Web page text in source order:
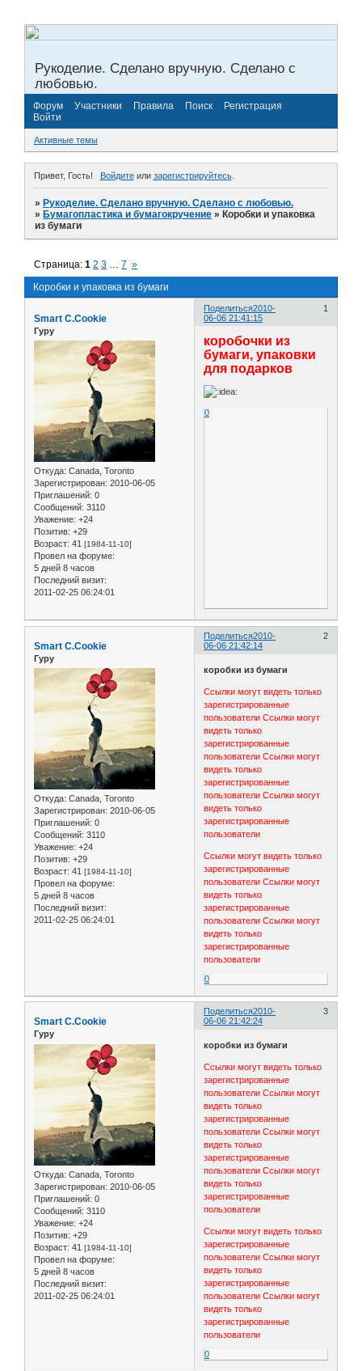
Рукоделие. Сделано вручную. Сделано с
любовью.
Форум Участники Правила Поиск
Регистрация
Войти
Активные темы
Привет, Гость! Войдитеили зарегистрируйтесь.
»Рукоделие. Сделано вручную. Сделано с любовью.
»Бумагопластика и бумагокручение »Коробки и упаковка
из бумаги
Коробки и упаковка из бумаги
Страница:1 2 3 … 7 »
Поделиться 1
2010-
06-06 21:41:15
Smart C.Cookie
Гуру
Откуда: Canada, Toronto
Зарегистрирован: 2010-06-05
Приглашений: 0
Сообщений: 3110
Уважение: +24
Позитив: +29
Возраст: 41 [1984-11-10]
Провел на форуме:
5 дней 8 часов
Последний визит:
2011-02-25 06:24:01
коробочки из
бумаги, упаковки
для подарков
0
Поделиться 2
2010-
06-06 21:42:14
Smart C.Cookie
Гуру
Откуда: Canada, Toronto
Зарегистрирован: 2010-06-05
Приглашений: 0
Сообщений: 3110
Уважение: +24
Позитив: +29
Возраст: 41 [1984-11-10]
Провел на форуме:
5 дней 8 часов
Последний визит:
2011-02-25 06:24:01
коробки из бумаги
Ссылки могут видеть только
зарегистрированные
пользователи Ссылки могут
видеть только
зарегистрированные
пользователи Ссылки могут
видеть только
зарегистрированные
пользователи Ссылки могут
видеть только
зарегистрированные
пользователи
Ссылки могут видеть только
зарегистрированные
пользователи Ссылки могут
видеть только
зарегистрированные
пользователи Ссылки могут
видеть только
зарегистрированные
пользователи
0
Поделиться 3
2010-
06-06 21:42:24
Smart C.Cookie
Гуру
Откуда: Canada, Toronto
Зарегистрирован: 2010-06-05
Приглашений: 0
Сообщений: 3110
Уважение: +24
Позитив: +29
Возраст: 41 [1984-11-10]
Провел на форуме:
5 дней 8 часов
Последний визит:
2011-02-25 06:24:01
коробки из бумаги
Ссылки могут видеть только
зарегистрированные
пользователи Ссылки могут
видеть только
зарегистрированные
пользователи Ссылки могут
видеть только
зарегистрированные
пользователи Ссылки могут
видеть только
зарегистрированные
пользователи
Ссылки могут видеть только
зарегистрированные
пользователи Ссылки могут
видеть только
зарегистрированные
пользователи Ссылки могут
видеть только
зарегистрированные
пользователи
0